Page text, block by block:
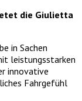
die Giulietta
in Sachen
leistungsstarken
innovative
Fahrgefühl